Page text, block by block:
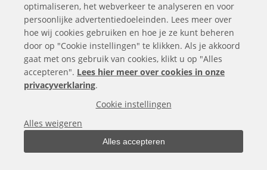
Contactgegevens
Alle bedragen zijn exclusief BTW
optimaliseren, het webverkeer te analyseren en voor
persoonlijke advertentiedoeleinden. Lees meer over
hoe wij cookies gebruiken en hoe je ze kunt beheren
door op "Cookie instellingen" te klikken. Als je akkoord
gaat met ons gebruik van cookies, klikt u op "Alles
accepteren". Lees hier meer over cookies in onze
privacyverklaring.
Cookie instellingen
Alles weigeren
Alles accepteren